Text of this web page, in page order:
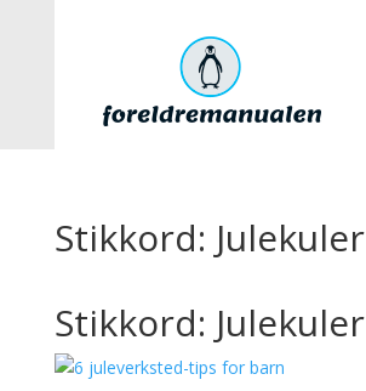
Stikkord: Julekuler
Stikkord: Julekuler